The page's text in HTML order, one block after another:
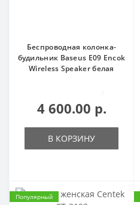
Беспроводная колонка-
будильник Baseus E09 Encok
Wireless Speaker белая
4 600.00 р.
В КОРЗИНУ
Популярный